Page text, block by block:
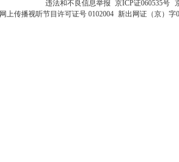
违法和不良信息举报 京ICP证060535号
网上传播视听节目许可证号 0102004 新出网证（京）